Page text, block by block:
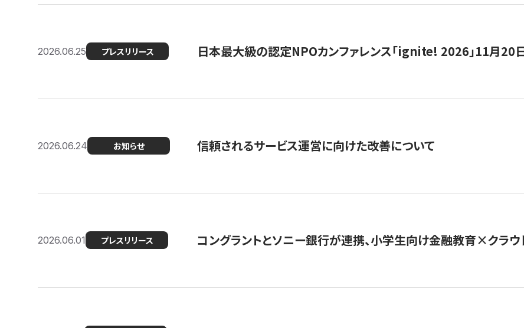
2026.06.25 プレスリリース 日本最大級の認定NPOカンファレンス「ignite! 2026」11月20
2026.06.24 お知らせ 信頼されるサービス運営に向けた改善について
2026.06.01 プレスリリース コングラントとソニー銀行が連携、小学生向け金融教育×クラウ